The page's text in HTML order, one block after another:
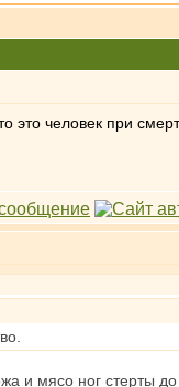
это человек при
и мясо ног стерты